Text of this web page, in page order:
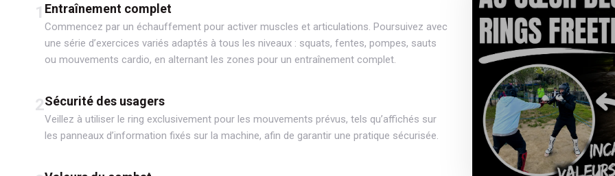
1 Entraînement complet
Commencez par un échauffement pour activer muscles et articulations. Poursuivez avec
une série d’exercices variés adaptés à tous les niveaux : squats, fentes, pompes, sauts
ou mouvements cardio, en alternant les zones pour un entraînement complet.
2Sécurité des usagers
Veillez à utiliser le ring exclusivement pour les mouvements prévus, tels qu’affichés sur
les panneaux d’information fixés sur la machine, afin de garantir une pratique sécurisée.